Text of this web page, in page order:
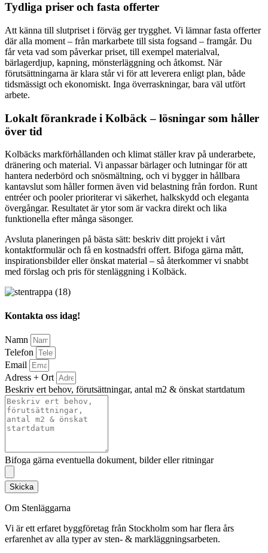
Tydliga priser och fasta offerter
Att känna till slutpriset i förväg ger trygghet. Vi lämnar fasta offerter
där alla moment – från markarbete till sista fogsand – framgår. Du
får veta vad som påverkar priset, till exempel materialval,
bärlagerdjup, kapning, mönsterläggning och åtkomst. När
förutsättningarna är klara står vi för att leverera enligt plan, både
tidsmässigt och ekonomiskt. Inga överraskningar, bara väl utfört
arbete.
Lokalt förankrade i Kolbäck – lösningar som håller
över tid
Kolbäcks markförhållanden och klimat ställer krav på underarbete,
dränering och material. Vi anpassar bärlager och lutningar för att
hantera nederbörd och snösmältning, och vi bygger in hållbara
kantavslut som håller formen även vid belastning från fordon. Runt
entréer och pooler prioriterar vi säkerhet, halkskydd och eleganta
övergångar. Resultatet är ytor som är vackra direkt och lika
funktionella efter många säsonger.
Avsluta planeringen på bästa sätt: beskriv ditt projekt i vårt
kontaktformulär och få en kostnadsfri offert. Bifoga gärna mått,
inspirationsbilder eller önskat material – så återkommer vi snabbt
med förslag och pris för stenläggning i Kolbäck.
Kontakta oss idag!
Namn
Telefon
Email
Adress + Ort
Beskriv ert behov, förutsättningar, antal m2 & önskat startdatum
Bifoga gärna eventuella dokument, bilder eller ritningar
Skicka
Om Stenläggarna
Vi är ett erfaret byggföretag från Stockholm som har flera års
erfarenhet av alla typer av sten- & markläggningsarbeten.